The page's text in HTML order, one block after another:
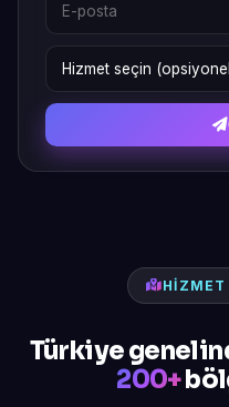
HIZMET
Türkiye
200+